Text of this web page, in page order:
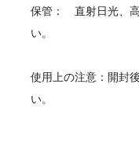
保管： 直射日光、
い。
使用上の注意：開封
い。